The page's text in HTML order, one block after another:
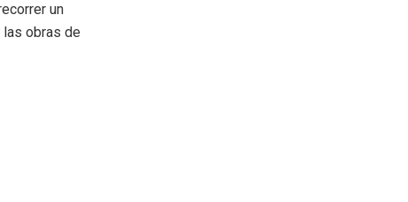
un
obras de